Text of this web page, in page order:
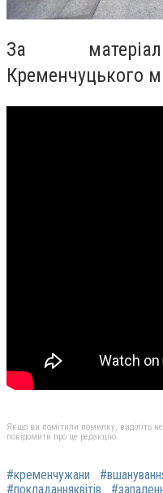
За
Кременчуцького
Якщо ви помітили помилку, виділіть
повідомити про це редакцію
#кременчужани
#покладанняквітів